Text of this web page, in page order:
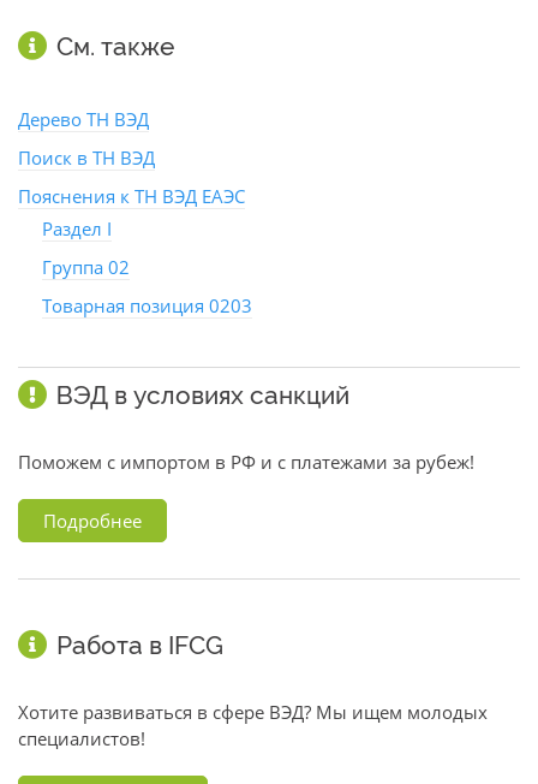
См. также
Дерево ТН ВЭД
Поиск в ТН ВЭД
Пояснения к ТН ВЭД ЕАЭС
Раздел I
Группа 02
Товарная позиция 0203
ВЭД в условиях санкций
Поможем с импортом в РФ и с платежами за рубеж!
Подробнее
Работа в IFCG
Хотите развиваться в сфере ВЭД? Мы ищем молодых
специалистов!